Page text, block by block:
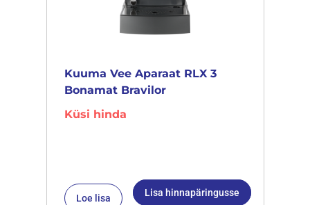
Kuuma Vee Aparaat RLX 3
Bonamat Bravilor
Küsi hinda
Loe lisa Lisa hinnapäringusse